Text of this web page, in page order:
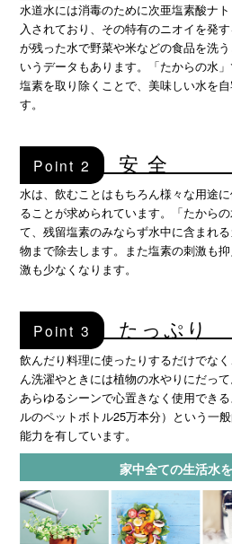
水道水には消毒のために次亜塩素酸ナ
入されており、その特有のニオイを発
が残った水で野菜や米などの食品を洗
いうデータもあります。「たからの水
塩素を取り除くことで、美味しい水を
す。
Point 2 安 全
水は、飲むことはもちろん様々な用途
ることが求められています。「たから
て、残留塩素のみならず水中に含まれ
物まで除去します。また塩素の刺激も
激も少なくなります。
Point 3 たっぷり
飲んだり料理に使ったりするだけでな
ん洗濯やときには植物の水やりにだっ
あらゆるシーンで心置きなく使用でき
ルのペットボトル25万本分）という一
能力を有しています。
家中全ての生活水